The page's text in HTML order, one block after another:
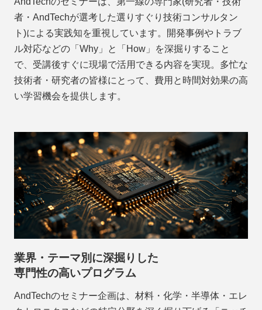
者・AndTechが選考した選りすぐり技術コンサルタン
ト)による実践知を重視しています。開発事例やトラブ
ル対応などの「Why」と「How」を深掘りすること
で、受講後すぐに現場で活用できる内容を実現。多忙な
技術者・研究者の皆様にとって、費用と時間対効果の高
い学習機会を提供します。
業界・テーマ別に深掘りした
専門性の高いプログラム
AndTechのセミナー企画は、材料・化学・半導体・エレ